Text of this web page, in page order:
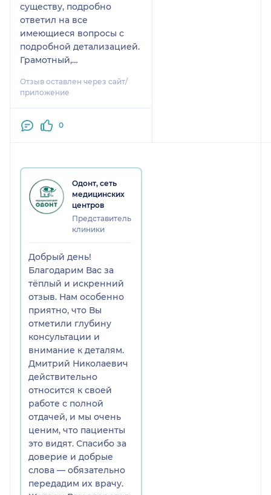
существу, подробно
ответил на все
имеющиеся вопросы с
подробной детализацией.
Грамотный,
же мало таких врачей.
Спасибо!
Отзыв оставлен через сайт/
приложение
0
Одонт, сеть
медицинских
центров
Представитель
клиники
Добрый день!
Благодарим Вас за
тёплый и искренний
отзыв. Нам особенно
приятно, что Вы
отметили глубину
консультации и
внимание к деталям.
Дмитрий Николаевич
действительно
относится к своей
работе с полной
отдачей, и мы очень
ценим, что пациенты
это видят. Спасибо за
доверие и добрые
слова — обязательно
передадим их врачу.